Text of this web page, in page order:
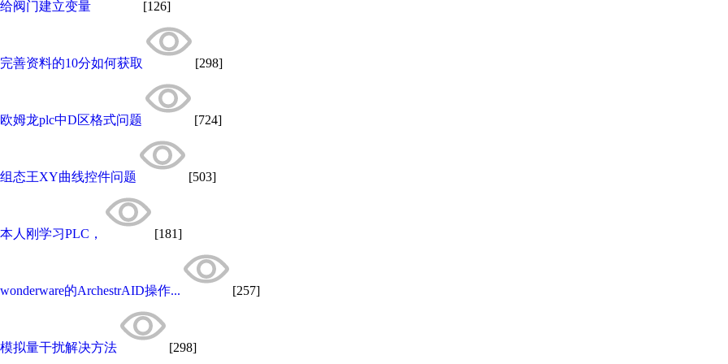
给阀门建立变量 [126]
完善资料的10分如何获取 [298]
欧姆龙plc中D区格式问题 [724]
组态王XY曲线控件问题 [503]
本人刚学习PLC， [181]
wonderware的ArchestrAID操作... [257]
模拟量干扰解决方法 [298]